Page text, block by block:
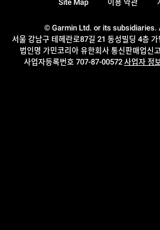
© Garmin Ltd. or its subsidiaries.
서울 강남구 테헤란로87길 21 동성빌딩 4층
법인명 가민코리아 유한회사 통신판매업신
사업자등록번호 707-87-00572 사업자 정
Site Map 이용 약관